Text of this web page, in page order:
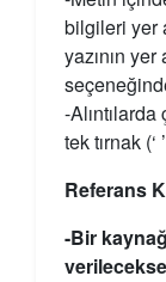
bilgileri yer
yazının yer
-
tek tırnak (‘
Referans
-Bir